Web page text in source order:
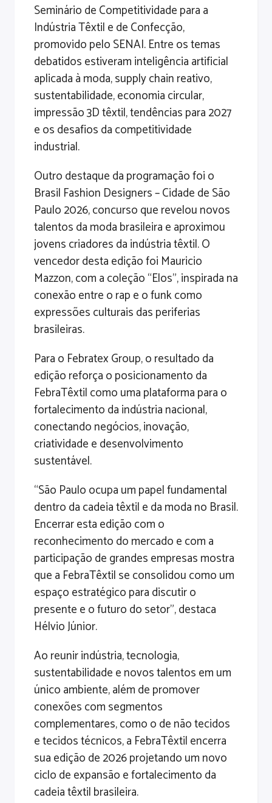
Seminário de Competitividade para a
Indústria Têxtil e de Confecção,
promovido pelo SENAI. Entre os temas
debatidos estiveram inteligência artificial
aplicada à moda, supply chain reativo,
sustentabilidade, economia circular,
impressão 3D têxtil, tendências para 2027
e os desafios da competitividade
industrial.
Outro destaque da programação foi o
Brasil Fashion Designers – Cidade de São
Paulo 2026, concurso que revelou novos
talentos da moda brasileira e aproximou
jovens criadores da indústria têxtil. O
vencedor desta edição foi Mauricio
Mazzon, com a coleção “Elos”, inspirada na
conexão entre o rap e o funk como
expressões culturais das periferias
brasileiras.
Para o Febratex Group, o resultado da
edição reforça o posicionamento da
FebraTêxtil como uma plataforma para o
fortalecimento da indústria nacional,
conectando negócios, inovação,
criatividade e desenvolvimento
sustentável.
“São Paulo ocupa um papel fundamental
dentro da cadeia têxtil e da moda no Brasil.
Encerrar esta edição com o
reconhecimento do mercado e com a
participação de grandes empresas mostra
que a FebraTêxtil se consolidou como um
espaço estratégico para discutir o
presente e o futuro do setor”, destaca
Hélvio Júnior.
Ao reunir indústria, tecnologia,
sustentabilidade e novos talentos em um
único ambiente, além de promover
conexões com segmentos
complementares, como o de não tecidos
e tecidos técnicos, a FebraTêxtil encerra
sua edição de 2026 projetando um novo
ciclo de expansão e fortalecimento da
cadeia têxtil brasileira.